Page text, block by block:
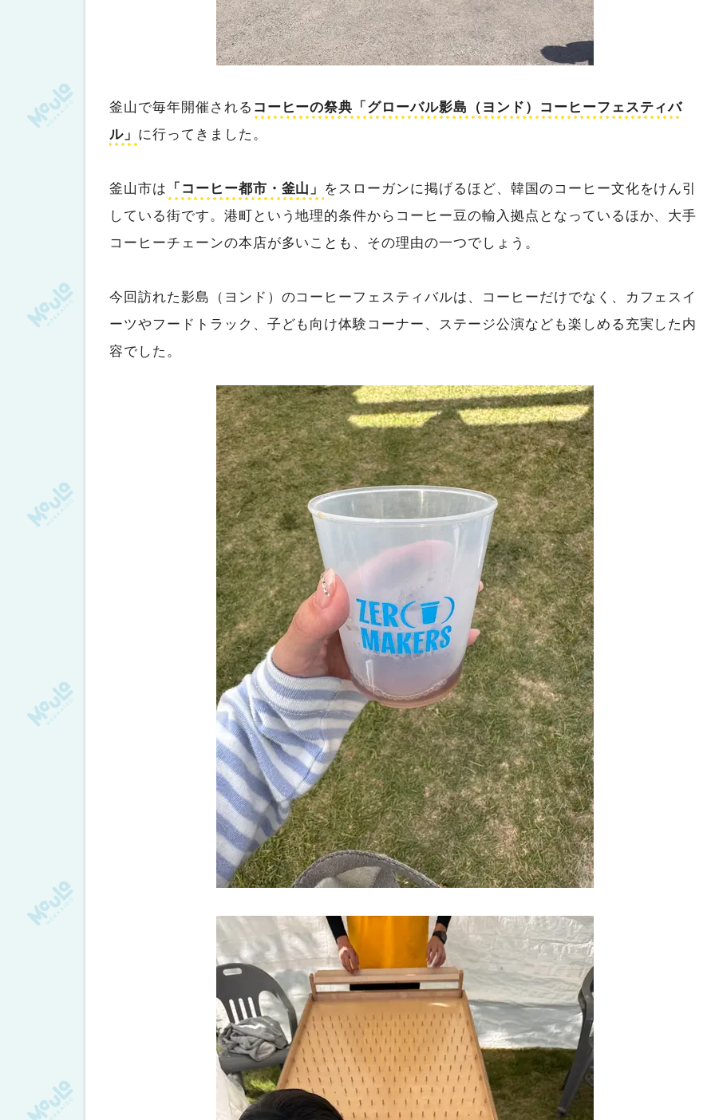
釜山で毎年開催される コーヒーの祭典「グローバル影島（ヨンド）コーヒーフェスティバ
ル」 に行ってきました。
釜山市は 「コーヒー都市・釜山」 をスローガンに掲げるほど、韓国のコーヒー文化をけん引
している街です。港町という地理的条件からコーヒー豆の輸入拠点となっているほか、大手
コーヒーチェーンの本店が多いことも、その理由の一つでしょう。
今回訪れた影島（ヨンド）のコーヒーフェスティバルは、コーヒーだけでなく、カフェスイ
ーツやフードトラック、子ども向け体験コーナー、ステージ公演なども楽しめる充実した内
容でした。